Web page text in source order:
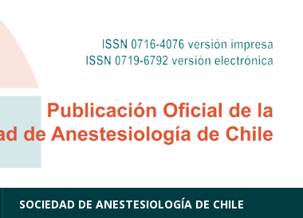
SOCIEDAD DE ANESTESIOLOGÍA DE CHILE